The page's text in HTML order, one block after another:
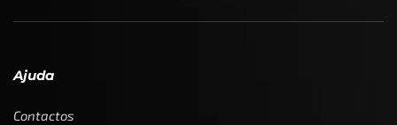
Ajuda
Contactos